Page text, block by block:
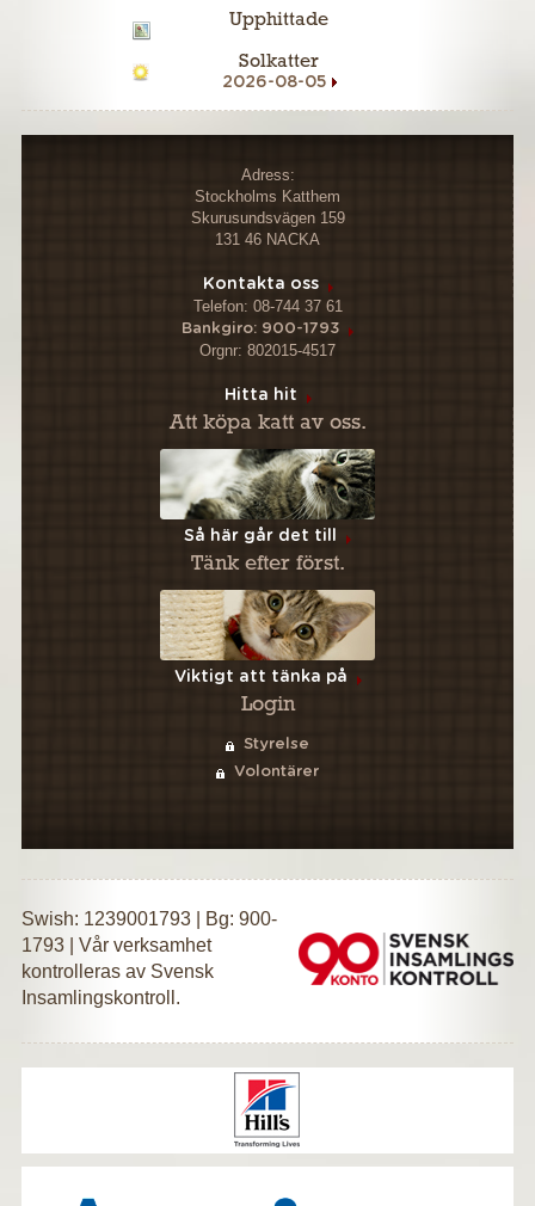
Upphittade
Solkatter
2026-08-05
Adress:
Stockholms Katthem
Skurusundsvägen 159
131 46 NACKA
Kontakta oss
Telefon: 08-744 37 61
Bankgiro: 900-1793
Orgnr: 802015-4517
Hitta hit
Att köpa katt av oss.
Så här går det till
Tänk efter först.
Viktigt att tänka på
Login
Styrelse
Volontärer
Swish: 1239001793 | Bg: 900-
1793 | Vår verksamhet
kontrolleras av Svensk
Insamlingskontroll.